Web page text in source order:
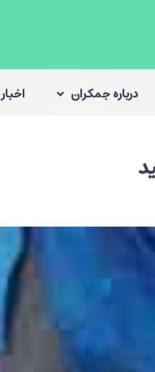
درباره جمکران اخبار